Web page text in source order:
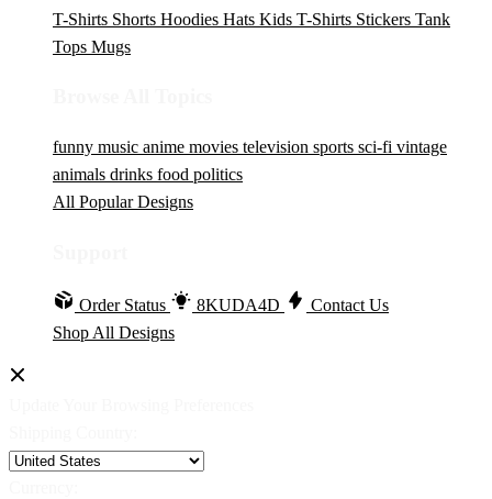
T-Shirts Shorts Hoodies Hats Kids T-Shirts Stickers Tank
Tops Mugs
funny music anime movies television sports sci-fi vintage
animals drinks food politics
All Popular Designs
Order Status 8KUDA4D
Contact Us
Shop All Designs